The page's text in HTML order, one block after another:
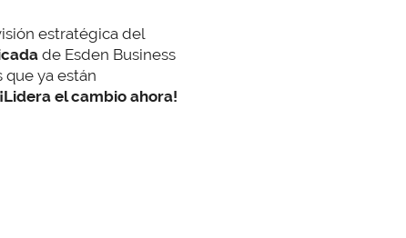
estratégica del
de Esden Business
ya están
¡Lidera el cambio ahora!